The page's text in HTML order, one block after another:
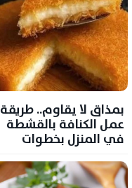
بمذاق لا يقاوم.. طريقة
عمل الكنافة بالقشطة
في المنزل بخطوات